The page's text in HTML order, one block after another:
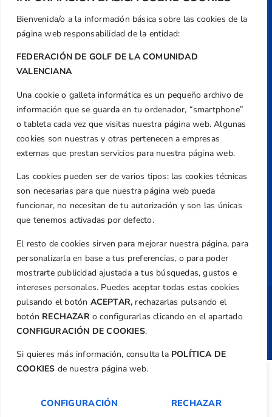
Bienvenida/o a la información básica sobre las cookies de la
página web responsabilidad de la entidad:
FEDERACIÓN DE GOLF DE LA COMUNIDAD
VALENCIANA
Una cookie o galleta informática es un pequeño archivo de
información que se guarda en tu ordenador, “smartphone”
o tableta cada vez que visitas nuestra página web. Algunas
cookies son nuestras y otras pertenecen a empresas
externas que prestan servicios para nuestra página web.
Las cookies pueden ser de varios tipos: las cookies técnicas
son necesarias para que nuestra página web pueda
funcionar, no necesitan de tu autorización y son las únicas
que tenemos activadas por defecto.
El resto de cookies sirven para mejorar nuestra página, para
personalizarla en base a tus preferencias, o para poder
mostrarte publicidad ajustada a tus búsquedas, gustos e
intereses personales. Puedes aceptar todas estas cookies
pulsando el botón ACEPTAR, rechazarlas pulsando el
botón RECHAZARo configurarlas clicando en el apartado
CONFIGURACIÓN DE COOKIES.
Si quieres más información, consulta la POLÍTICA DE
COOKIES de nuestra página web.
CONFIGURACIÓN RECHAZAR
Centre de L´Esport, Carrer d'Isaac Peral i
Caballero, Nº 5, Despachos 2 y 3, 46980,
Email
federacion@golfcv.com
Aviso Legal
Política de Privacidad
Transparencia
Normativa
Federación
Revista
Copyright ©Federación de Golf de la
Comunitat Valenciana| Diseño:TecnoQuatre